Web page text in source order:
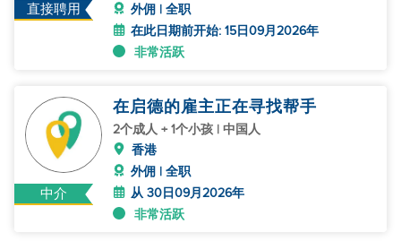
直接聘用
外佣 | 全职
在此日期前开始: 15日09月2026年
非常活跃
中介
在启德的雇主正在寻找帮手
2个成人 + 1个小孩 | 中国人
香港
外佣 | 全职
从 30日09月2026年
非常活跃